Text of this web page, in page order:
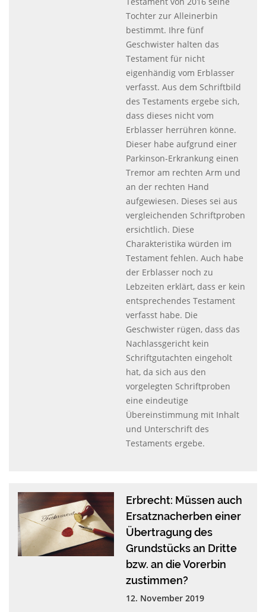
Tochter zur Alleinerbin
bestimmt. Ihre fünf
Geschwister halten das
Testament für nicht
eigenhändig vom Erblasser
verfasst. Aus dem Schriftbild
des Testaments ergebe sich,
dass dieses nicht vom
Erblasser herrühren könne.
Dieser habe aufgrund einer
Parkinson-Erkrankung einen
Tremor am rechten Arm und
an der rechten Hand
aufgewiesen. Dieses sei aus
vergleichenden Schriftproben
ersichtlich. Diese
Charakteristika würden im
Testament fehlen. Auch habe
der Erblasser noch zu
Lebzeiten erklärt, dass er kein
entsprechendes Testament
verfasst habe. Die
Geschwister rügen, dass das
Nachlassgericht kein
Schriftgutachten eingeholt
hat, da sich aus den
vorgelegten Schriftproben
eine eindeutige
Übereinstimmung mit Inhalt
und Unterschrift des
Testaments ergebe.
Erbrecht: Müssen auch
Ersatznacherben einer
Übertragung des
Grundstücks an Dritte
bzw. an die Vorerbin
zustimmen?
12. November 2019